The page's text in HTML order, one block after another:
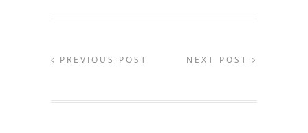
PREVIOUS POST NEXT POST